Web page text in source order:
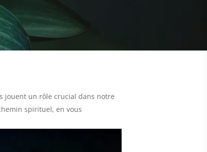
jouent un rôle crucial dans notre
spirituel, en vous